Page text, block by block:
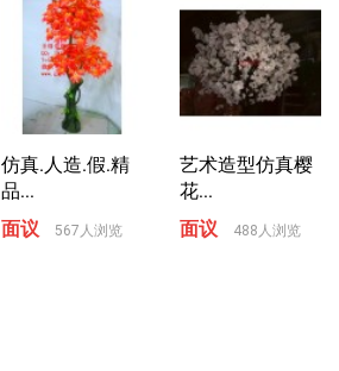
仿真.人造.假.精
品...
面议
567人浏览
艺术造型仿真樱
花...
面议
488人浏览